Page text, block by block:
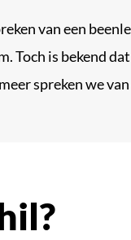
van een
Toch is bekend
spreken we